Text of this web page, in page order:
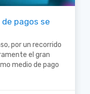
pagos se
por un recorrido
el gran
medio de pago